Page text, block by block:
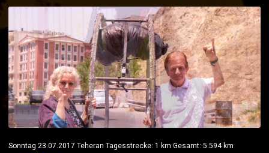
Sonntag 23.07.2017 Teheran Tagesstrecke: 1 km Gesamt: 5.594 km